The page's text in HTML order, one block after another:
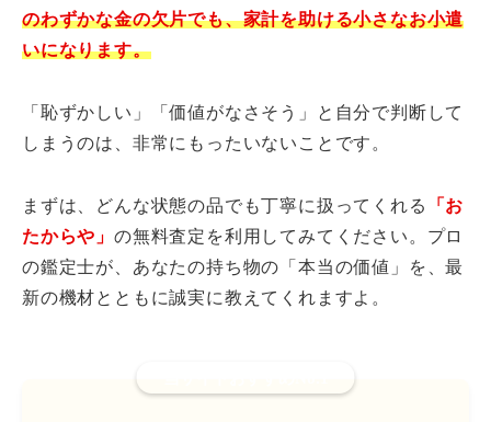
のわずかな金の欠片でも、家計を助ける小さなお小遣
いになります。
「恥ずかしい」「価値がなさそう」と自分で判断して
しまうのは、非常にもったいないことです。
まずは、どんな状態の品でも丁寧に扱ってくれる
「お
たからや」 の無料査定を利用してみてください。プロ
の鑑定士が、あなたの持ち物の「本当の価値」を、最
新の機材とともに誠実に教えてくれますよ。